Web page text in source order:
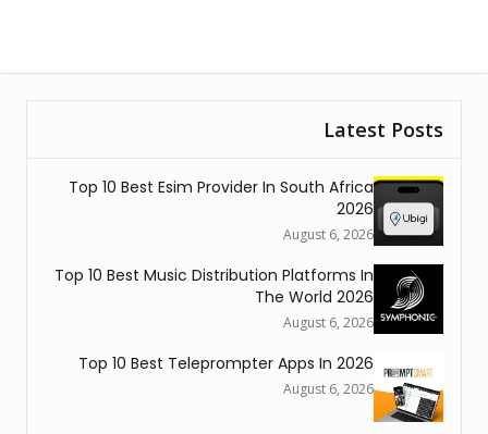
Latest Posts
Top 10 Best Esim Provider In South Africa
2026
August 6, 2026
Top 10 Best Music Distribution Platforms In
The World 2026
August 6, 2026
Top 10 Best Teleprompter Apps In 2026
August 6, 2026